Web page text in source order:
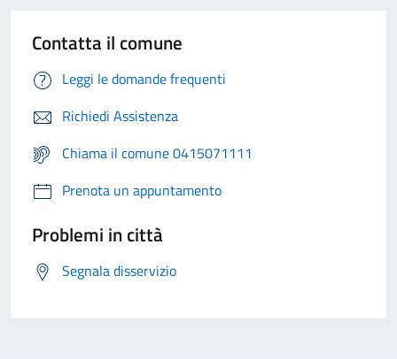
Contatta il comune
Leggi le domande frequenti
Richiedi Assistenza
Chiama il comune 0415071111
Prenota un appuntamento
Problemi in città
Segnala disservizio